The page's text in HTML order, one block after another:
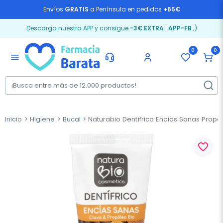
Envíos GRATIS a Península en pedidos +65€
Descarga nuestra APP y consigue -3€ EXTRA: APP-FB ;)
menu
0 0
Inicio Higiene Bucal Naturabio Dentífrico Encías Sanas
favorite_border